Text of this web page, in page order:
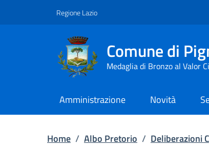
Regione Lazio
Comune di
Medaglia di Bronzo al Valor
Amministrazione Novità
Home / Albo Pretorio / Deliberazioni